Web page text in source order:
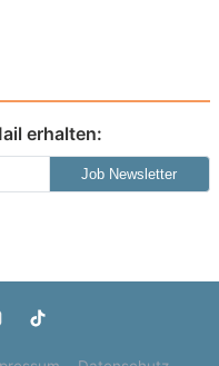
erhalten:
Job Newsletter